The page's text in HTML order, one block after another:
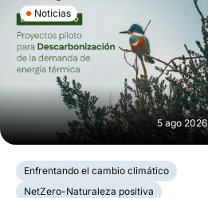
Noticias
5 ago 2026
Enfrentando el cambio climático
NetZero-Naturaleza positiva